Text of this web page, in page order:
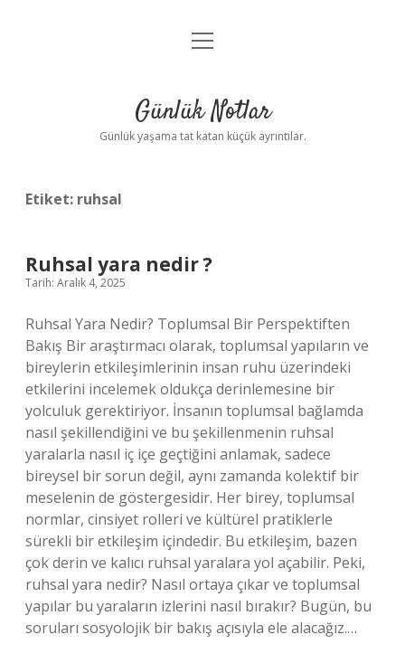
Anasayfa
Yasal Uyarı
menüyü
Günlük Notlar
Günlük yaşama tat katan küçük ayrıntılar.
Etiket: ruhsal
Ruhsal yara nedir ?
Tarih: Aralık 4, 2025
Ruhsal Yara Nedir? Toplumsal Bir Perspektiften
Bakış Bir araştırmacı olarak, toplumsal yapıların ve
bireylerin etkileşimlerinin insan ruhu üzerindeki
etkilerini incelemek oldukça derinlemesine bir
yolculuk gerektiriyor. İnsanın toplumsal bağlamda
nasıl şekillendiğini ve bu şekillenmenin ruhsal
yaralarla nasıl iç içe geçtiğini anlamak, sadece
bireysel bir sorun değil, aynı zamanda kolektif bir
meselenin de göstergesidir. Her birey, toplumsal
normlar, cinsiyet rolleri ve kültürel pratiklerle
sürekli bir etkileşim içindedir. Bu etkileşim, bazen
çok derin ve kalıcı ruhsal yaralara yol açabilir. Peki,
ruhsal yara nedir? Nasıl ortaya çıkar ve toplumsal
yapılar bu yaraların izlerini nasıl bırakır? Bugün, bu
soruları sosyolojik bir bakış açısıyla ele alacağız.…